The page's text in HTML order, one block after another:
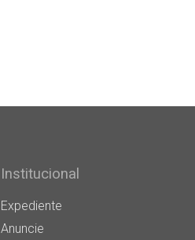
Institucional
Expediente
Anuncie